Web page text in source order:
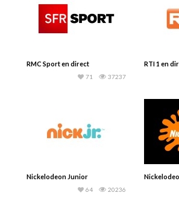
RMC Sport en direct
37237
71
RTI 1 en
Nickelodeon Junior
20236
64